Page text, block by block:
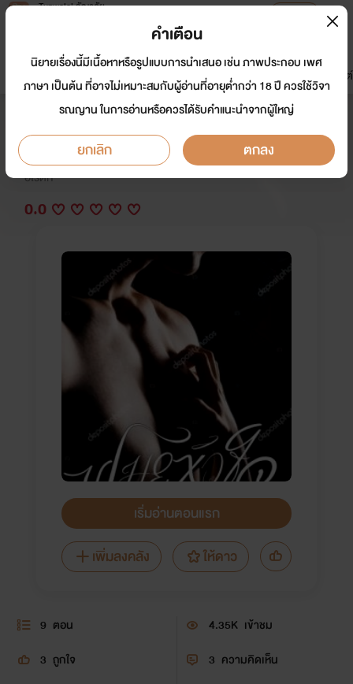
Tunwalai ธัญวลัย
หน้าแรก นิยาย อีบุ๊ก การ์ตูน
มาใหม่
ดรีมแชท ธัญลิสต์
ขโมยหัวใจมาเฟียพันธุ์ดิบ
นักเขียน:
บุษบาหนึ่งหรัด แสบทรวง ฉายา, Magnolia, Stylo r
omantique
อีโรติก
0.0
เริ่มอ่านตอนแรก
เพิ่มลงคลัง
ให้ดาว
9 ตอน 4.35K เข้าชม
3 ถูกใจ 3 ความคิดเห็น
คำเตือน
นิยายเรื่องนี้มีเนื้อหาหรือรูปแบบการนำเสนอ เช่น ภาพประกอบ เพศ
ภาษา เป็นต้น ที่อาจไม่เหมาะสมกับผู้อ่านที่อายุต่ำกว่า 18 ปี ควรใช้วิจา
รณญาน ในการอ่านหรือควรได้รับคำแนะนำจากผู้ใหญ่
ยกเลิก ตกลง